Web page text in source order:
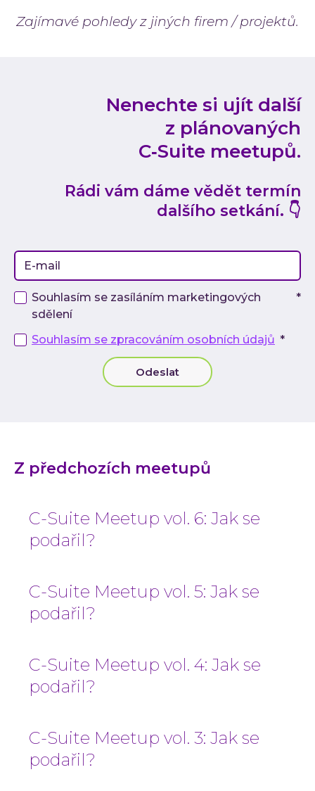
Zajímavé pohledy z jiných firem / projektů.
Nenechte si ujít další
z plánovaných
C‑Suite meetupů.
Rádi vám dáme vědět termín
dalšího setkání. 👇
Souhlasím se zasíláním marketingových
sdělení
*
Souhlasím se zpracováním osobních údajů *
C-Suite-Meetup
Odeslat
Z předchozích meetupů
C-Suite Meetup vol. 6: Jak se
podařil?
C-Suite Meetup vol. 5: Jak se
podařil?
C-Suite Meetup vol. 4: Jak se
podařil?
C-Suite Meetup vol. 3: Jak se
podařil?